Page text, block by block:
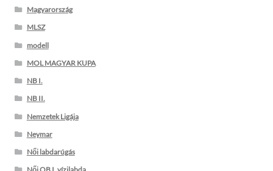
Magyarország
MLSZ
modell
MOL MAGYAR KUPA
NB I.
NB II.
Nemzetek Ligája
Neymar
Női labdarúgás